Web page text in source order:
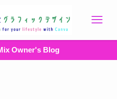
Owner's Blog